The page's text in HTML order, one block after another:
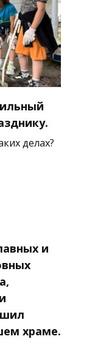
делах?
и
храме.